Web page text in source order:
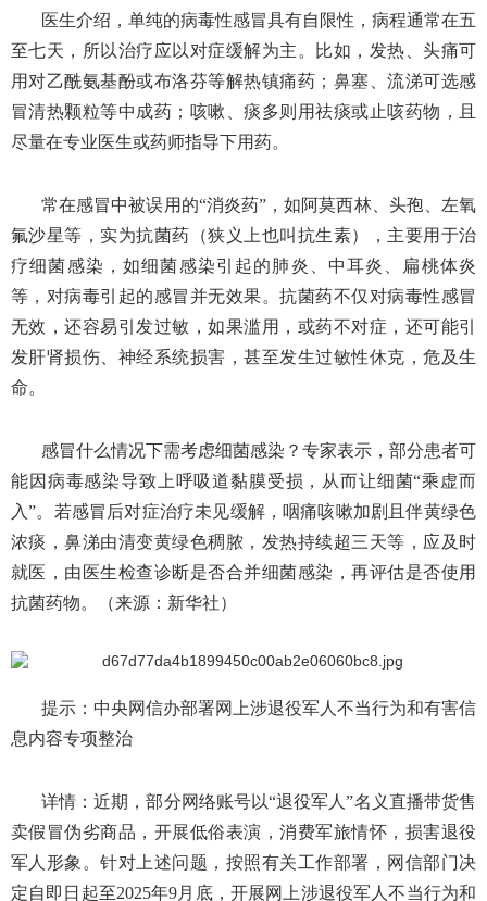
医生介绍，单纯的病毒性感冒具有自限性，病程通常在五
至七天，所以治疗应以对症缓解为主。比如，发热、头痛可
用对乙酰氨基酚或布洛芬等解热镇痛药；鼻塞、流涕可选感
冒清热颗粒等中成药；咳嗽、痰多则用祛痰或止咳药物，且
尽量在专业医生或药师指导下用药。
常在感冒中被误用的“消炎药”，如阿莫西林、头孢、左氧
氟沙星等，实为抗菌药（狭义上也叫抗生素），主要用于治
疗细菌感染，如细菌感染引起的肺炎、中耳炎、扁桃体炎
等，对病毒引起的感冒并无效果。抗菌药不仅对病毒性感冒
无效，还容易引发过敏，如果滥用，或药不对症，还可能引
发肝肾损伤、神经系统损害，甚至发生过敏性休克，危及生
命。
感冒什么情况下需考虑细菌感染？专家表示，部分患者可
能因病毒感染导致上呼吸道黏膜受损，从而让细菌“乘虚而
入”。若感冒后对症治疗未见缓解，咽痛咳嗽加剧且伴黄绿色
浓痰，鼻涕由清变黄绿色稠脓，发热持续超三天等，应及时
就医，由医生检查诊断是否合并细菌感染，再评估是否使用
抗菌药物。（来源：新华社）
提示：中央网信办部署网上涉退役军人不当行为和有害信
息内容专项整治
详情：近期，部分网络账号以“退役军人”名义直播带货售
卖假冒伪劣商品，开展低俗表演，消费军旅情怀，损害退役
军人形象。针对上述问题，按照有关工作部署，网信部门决
定自即日起至2025年9月底，开展网上涉退役军人不当行为和